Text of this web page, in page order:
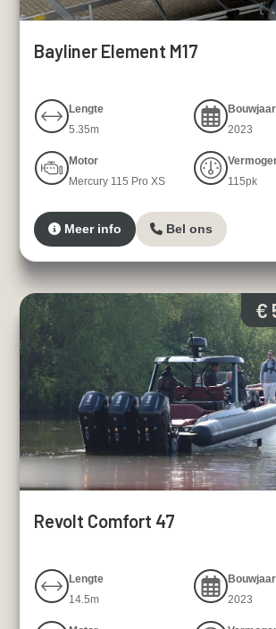
Bayliner Element M17
Lengte
5.35m
Bouwjaar
2023
Motor
Mercury 115 Pro XS
115pk
Meer info Bel ons
€
Revolt Comfort 47
Lengte
14.5m
Bouwjaar
2023